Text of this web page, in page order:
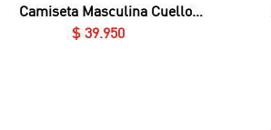
Camiseta Masculina Cuello
$ 39.950